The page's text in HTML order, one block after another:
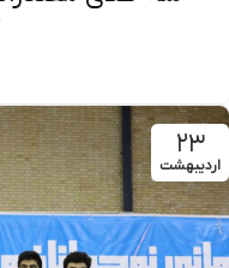
۲۳
اردیبهشت